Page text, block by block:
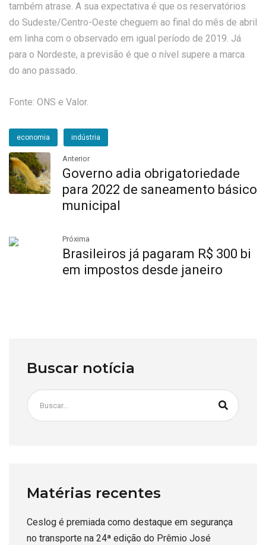
também atrase. A sua expectativa é que os reservatórios
do Sudeste/Centro-Oeste cheguem ao final do mês de abril
em linha com o observado em igual período de 2019. Já
para o Nordeste, a previsão é que o nível supere a marca
do ano passado.
Fonte: ONS e Valor.
economia indústria
Anterior
Governo adia obrigatoriedade
para 2022 de saneamento básico
municipal
Próxima
Brasileiros já pagaram R$ 300 bi
em impostos desde janeiro
Buscar notícia
Matérias recentes
Ceslog é premiada como destaque em segurança
no transporte na 24ª edição do Prêmio José